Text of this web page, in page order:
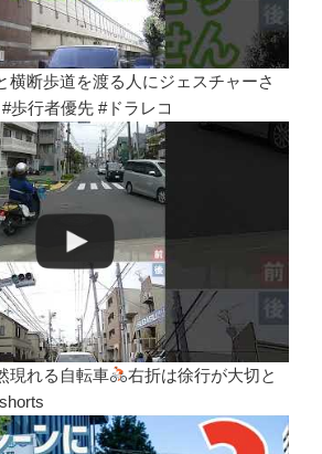
横断歩道を渡る人にジェスチャーさ
歩行者優先 #ドラレコ
現れる自転車
右折は徐行が大切と